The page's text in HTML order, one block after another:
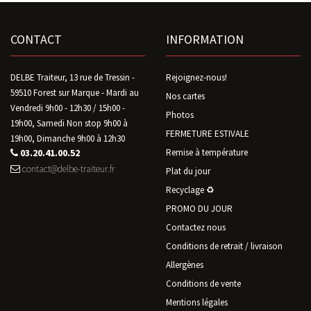
CONTACT
DELBE Traiteur, 13 rue de Tressin -
59510 Forest sur Marque - Mardi au
Vendredi 9h00 - 12h30 / 15h00 -
19h00, Samedi Non stop 9h00 à
19h00, Dimanche 9h00 à 12h30
03.20.41.00.52
contact@delbe-traiteur.fr
INFORMATION
Rejoignez-nous!
Nos cartes
Photos
FERMETURE ESTIVALE
Remise à température
Plat du jour
Recyclage ♻️
PROMO DU JOUR
Contactez nous
Conditions de retrait / livraison
Allergènes
Conditions de vente
Mentions légales